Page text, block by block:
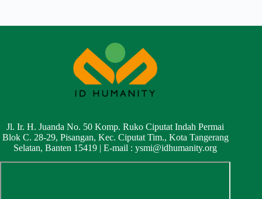
Jl. Ir. H. Juanda No. 50 Komp. Ruko Ciputat Indah Permai
Blok C. 28-29, Pisangan, Kec. Ciputat Tim., Kota Tangerang
Selatan, Banten 15419 | E-mail :ysmi@idhumanity.org